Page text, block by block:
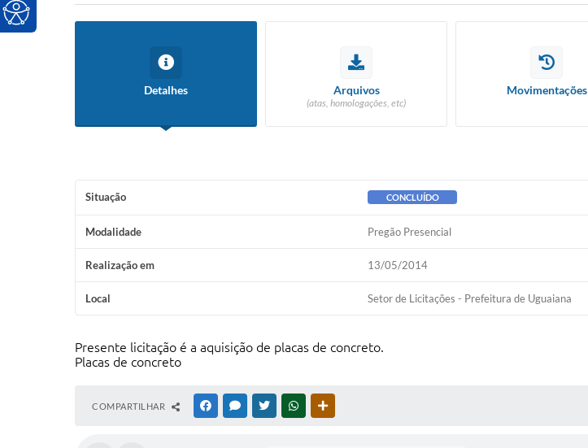
Detalhes Arquivos
(atas, homologações, etc)
Movimentações
Situação CONCLUÍDO
Modalidade Pregão Presencial
Realização em 13/05/2014
Local Setor de Licitações - Prefeitura de Uguaiana
Presente licitação é a aquisição de placas de concreto.
Placas de concreto
COMPARTILHAR FACEBOOKMESSENGER
TWITTERWHATSAPP